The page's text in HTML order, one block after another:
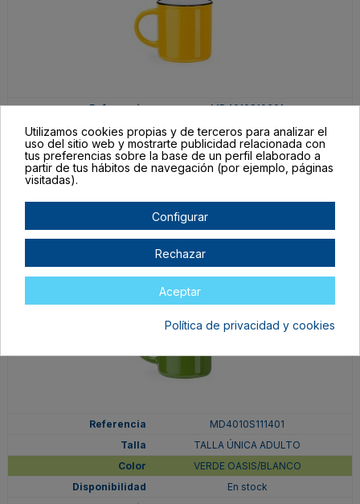
MD4010S10301
TALLA ÚNICA ADULTO
AMARILLO/BLANCO
En stock
MD4010S111401
TALLA ÚNICA ADULTO
VERDE OASIS/BLANCO
En stock
Utilizamos cookies propias y de terceros para analizar el
uso del sitio web y mostrarte publicidad relacionada con
tus preferencias sobre la base de un perfil elaborado a
partir de tus hábitos de navegación (por ejemplo, páginas
visitadas).
Configurar
Rechazar
Aceptar
Política de privacidad y cookies